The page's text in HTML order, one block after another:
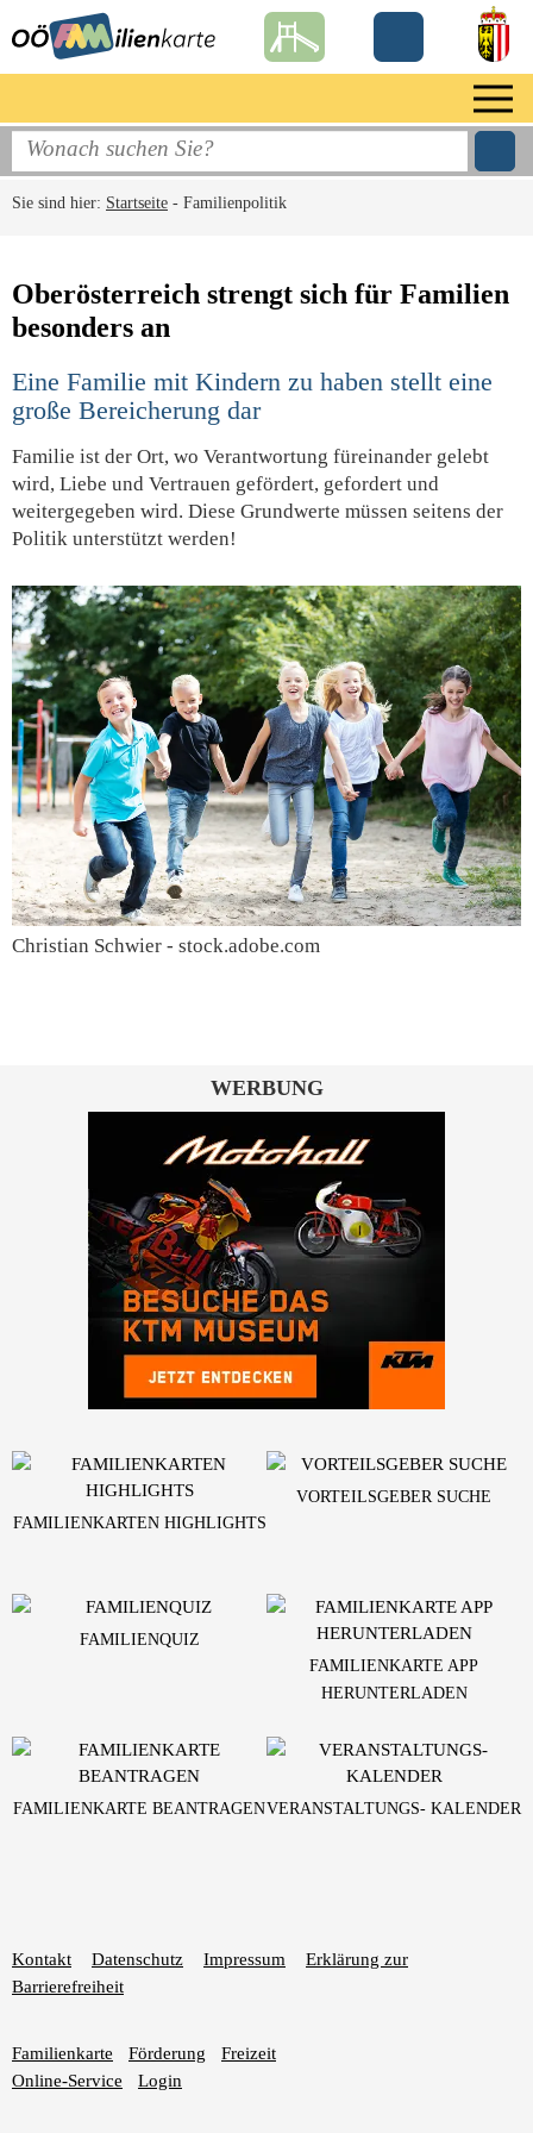
Sie sind hier: Startseite - Familienpolitik
Oberösterreich strengt sich für Familien
besonders an
Eine Familie mit Kindern zu haben stellt eine
große Bereicherung dar
Familie ist der Ort, wo Verantwortung füreinander gelebt
wird, Liebe und Vertrauen gefördert, gefordert und
weitergegeben wird. Diese Grundwerte müssen seitens der
Politik unterstützt werden!
Christian Schwier - stock.adobe.com
WERBUNG
Kontakt Datenschutz Impressum
Erklärung zur
Barrierefreiheit
Familienkarte Förderung
Freizeit
Online-Service
Login
FAMILIENKARTEN HIGHLIGHTS
VORTEILSGEBER SUCHE
FAMILIENQUIZ
FAMILIENKARTE APP
HERUNTERLADEN
FAMILIENKARTE BEANTRAGENVERANSTALTUNGS- KALENDER